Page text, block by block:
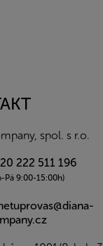
spol. s r.o.
222 511 196
Pá 9:00-15:00h)